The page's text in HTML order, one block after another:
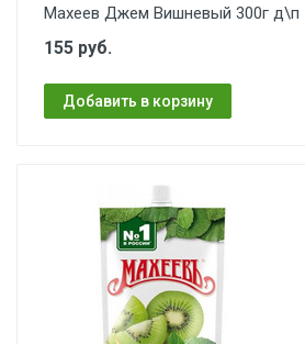
Махеев Джем Вишневый 300г д\п
155 руб.
Добавить в корзину